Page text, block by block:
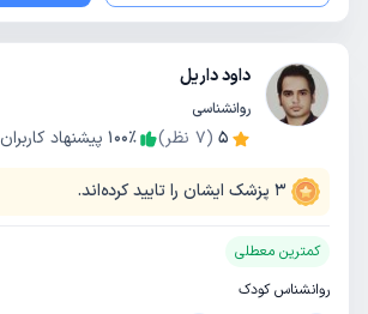
داود داریل
روانشناسی
5
(
7 نظر) 100٪ پیشنهاد کاربران
3 پزشک ایشان را تایید کرده‌اند.
کمترین معطلی
روانشناس کودک